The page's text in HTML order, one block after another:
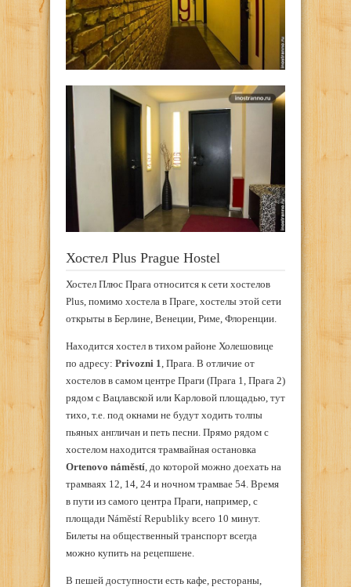
Хостел Plus Prague Hostel
Хостел Плюс Прага относится к сети хостелов
Plus, помимо хостела в Праге, хостелы этой сети
открыты в Берлине, Венеции, Риме, Флоренции.
Находится хостел в тихом районе Холешовице
по адресу: Privozni 1 , Прага. В отличие от
хостелов в самом центре Праги (Прага 1, Прага 2)
рядом с Вацлавской или Карловой площадью, тут
тихо, т.е. под окнами не будут ходить толпы
пьяных англичан и петь песни. Прямо рядом с
хостелом находится трамвайная остановка
Ortenovo náměstí , до которой можно доехать на
трамваях 12, 14, 24 и ночном трамвае 54. Время
в пути из самого центра Праги, например, с
площади Náměstí Republiky всего 10 минут.
Билеты на общественный транспорт всегда
можно купить на рецепшене.
В пешей доступности есть кафе, рестораны,